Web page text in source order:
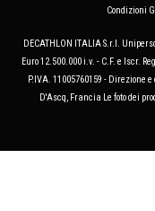
Condizioni
DECATHLON ITALIA S.r.l.
Euro 12.500.000 i.v. - C.F. e Iscr.
P.IVA. 11005760159 - Direzione
D'Ascq, Francia Le foto dei